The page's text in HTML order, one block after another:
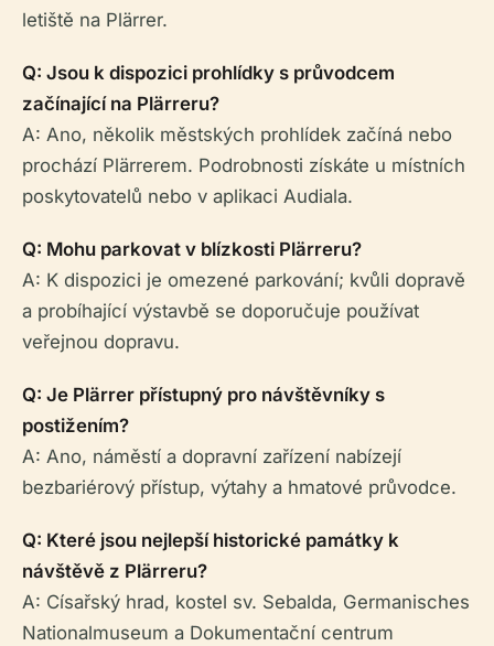
letiště na Plärrer.
Q: Jsou k dispozici prohlídky s průvodcem
začínající na Plärreru?
A: Ano, několik městských prohlídek začíná nebo
prochází Plärrerem. Podrobnosti získáte u místních
poskytovatelů nebo v aplikaci Audiala.
Q: Mohu parkovat v blízkosti Plärreru?
A: K dispozici je omezené parkování; kvůli dopravě
a probíhající výstavbě se doporučuje používat
veřejnou dopravu.
Q: Je Plärrer přístupný pro návštěvníky s
postižením?
A: Ano, náměstí a dopravní zařízení nabízejí
bezbariérový přístup, výtahy a hmatové průvodce.
Q: Které jsou nejlepší historické památky k
návštěvě z Plärreru?
A: Císařský hrad, kostel sv. Sebalda, Germanisches
Nationalmuseum a Dokumentační centrum